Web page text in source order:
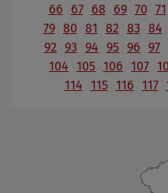
66
67 68 69 70 71
79 80 81 82 83 84
92 93 94 95 96 97
104 105 106 107
114 115 116 117